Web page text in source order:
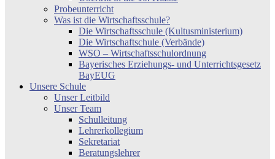
Probeunterricht
Was ist die Wirtschaftsschule?
Die Wirtschaftsschule (Kultusministerium)
Die Wirtschaftschule (Verbände)
WSO – Wirtschaftsschulordnung
Bayerisches Erziehungs- und Unterrichtsgesetz
BayEUG
Unsere Schule
Unser Leitbild
Unser Team
Schulleitung
Lehrerkollegium
Sekretariat
Beratungslehrer